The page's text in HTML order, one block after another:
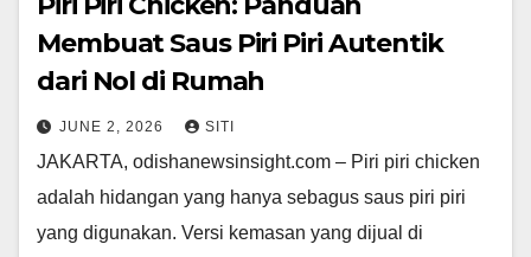
Membuat Saus Piri Piri Autentik
dari Nol di Rumah
JUNE 2, 2026 SITI
JAKARTA, odishanewsinsight.com – Piri piri chicken
adalah hidangan yang hanya sebagus saus piri piri
yang digunakan. Versi kemasan yang dijual di